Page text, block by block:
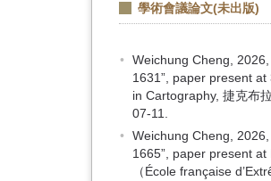
學術會議論文(未出版)
Weichung Cheng,
1631”, paper present
in Cartography, 捷克布
07-11.
Weichung Cheng,
1665”, paper present
（École française